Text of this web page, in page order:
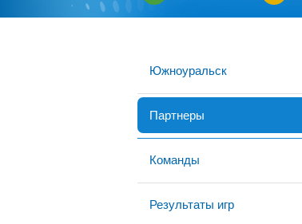
Южноуральск
Партнеры
Команды
Результаты игр